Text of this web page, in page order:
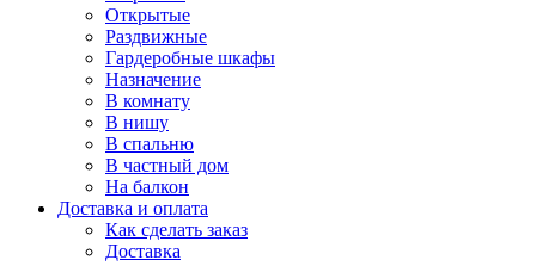
Открытые
Раздвижные
Гардеробные шкафы
Назначение
В комнату
В нишу
В спальню
В частный дом
На балкон
Доставка и оплата
Как сделать заказ
Доставка